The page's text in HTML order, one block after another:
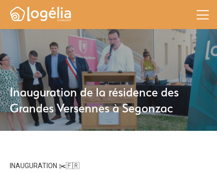
Inauguration de la résidence des
Grandes Versennes à Segonzac
INAUGURATION ✂️🇫🇷